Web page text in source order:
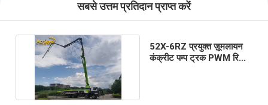
सबसे उत्तम प्रतिदान प्राप्त करें
52X-6RZ प्रयुक्त ज़ूमलायन
कंक्रीट पम्प ट्रक PWM रिमोट